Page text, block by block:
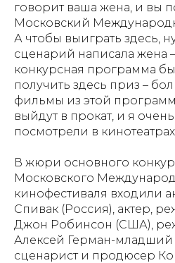
говорит ваша жена, и вы
Московский
А чтобы выиграть здесь,
сценарий написала жена
конкурсная программа
получить здесь приз –
фильмы из этой
выйдут в прокат, и я
посмотрели в
В жюри основного
Московского
кинофестиваля входили
Спивак (Россия), актер,
Джон Робинсон (США),
Алексей Герман-младший
сценарист и продюсер